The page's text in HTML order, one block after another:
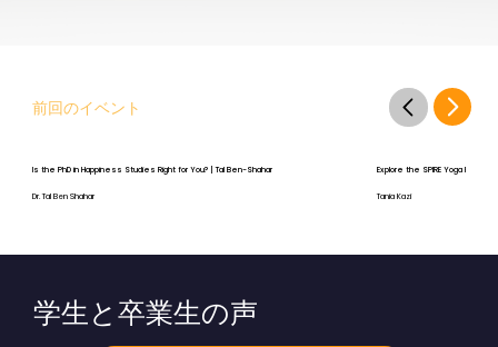
学生と卒業生の声
前回のイベント
Is the PhD in Happiness Studies Right for You? | Tal Ben-Shahar
Dr. Tal Ben Shahar
Explore the SPIRE Yoga Program
Tania Kazi